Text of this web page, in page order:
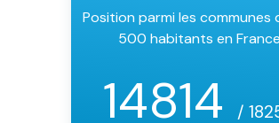
Position parmi les communes
500 habitants en France
14814 /